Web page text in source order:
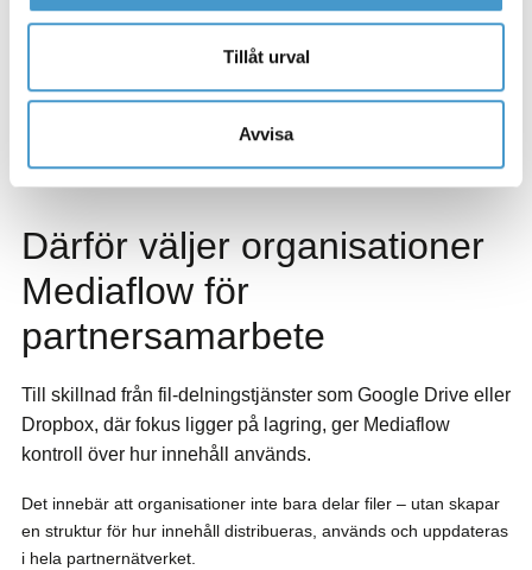
Tillåt urval
Avvisa
innehåll uppdateras ersätts gamla versioner automatiskt.
ett högre tempo i sitt partnersamarbete.
Därför väljer organisationer
Mediaflow för
partnersamarbete
Till skillnad från fil-delningstjänster som Google Drive eller
Dropbox, där fokus ligger på lagring, ger Mediaflow
kontroll över hur innehåll används.
Det innebär att organisationer inte bara delar filer – utan skapar
en struktur för hur innehåll distribueras, används och uppdateras
i hela partnernätverket.